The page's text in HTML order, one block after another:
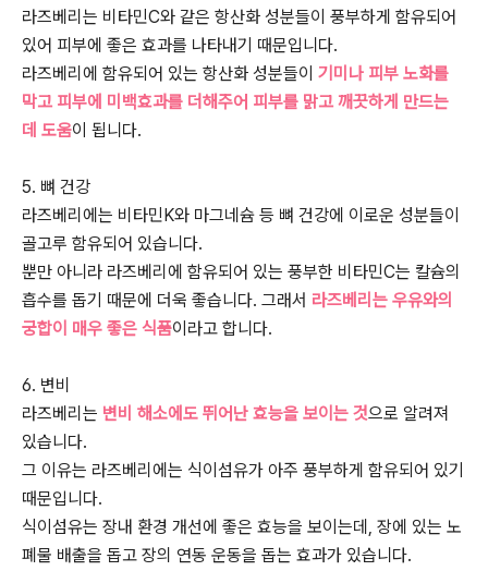
라즈베리는 비타민C와 같은 항산화 성분들이 풍부하게 함유되어
있어 피부에 좋은 효과를 나타내기 때문입니다.
라즈베리에 함유되어 있는 항산화 성분들이 기미나 피부 노화를
막고 피부에 미백효과를 더해주어 피부를 맑고 깨끗하게 만드는
데 도움이 됩니다.
5. 뼈 건강
라즈베리에는 비타민K와 마그네슘 등 뼈 건강에 이로운 성분들이
골고루 함유되어 있습니다.
뿐만 아니라 라즈베리에 함유되어 있는 풍부한 비타민C는 칼슘의
흡수를 돕기 때문에 더욱 좋습니다. 그래서 라즈베리는 우유와의
궁합이 매우 좋은 식품이라고 합니다.
6. 변비
라즈베리는 변비 해소에도 뛰어난 효능을 보이는 것으로 알려져
있습니다.
그 이유는 라즈베리에는 식이섬유가 아주 풍부하게 함유되어 있기
때문입니다.
식이섬유는 장내 환경 개선에 좋은 효능을 보이는데, 장에 있는 노
폐물 배출을 돕고 장의 연동 운동을 돕는 효과가 있습니다.